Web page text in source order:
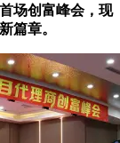
场创富峰会，现
篇章。